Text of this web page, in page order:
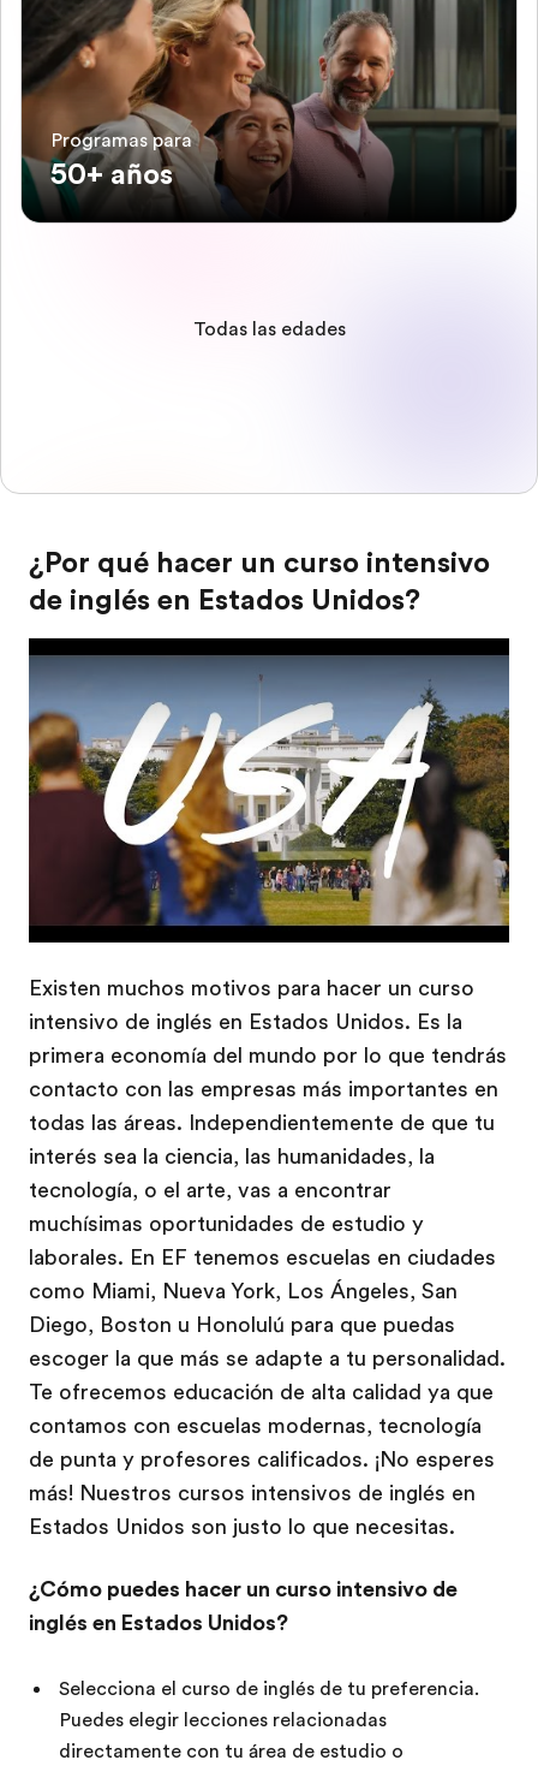
Programas para
50+ años
Todas las edades
¿Por qué hacer un curso intensivo
de inglés en Estados Unidos?
Play
Existen muchos motivos para hacer un curso
intensivo de inglés en Estados Unidos. Es la
primera economía del mundo por lo que tendrás
contacto con las empresas más importantes en
todas las áreas. Independientemente de que tu
interés sea la ciencia, las humanidades, la
tecnología, o el arte, vas a encontrar
muchísimas oportunidades de estudio y
laborales. En EF tenemos escuelas en ciudades
como Miami, Nueva York, Los Ángeles, San
Diego, Boston u Honolulú para que puedas
escoger la que más se adapte a tu personalidad.
Te ofrecemos educación de alta calidad ya que
contamos con escuelas modernas, tecnología
de punta y profesores calificados. ¡No esperes
más! Nuestros cursos intensivos de inglés en
Estados Unidos son justo lo que necesitas.
¿Cómo puedes hacer un curso intensivo de
inglés en Estados Unidos?
Selecciona el curso de inglés de tu preferencia.
Puedes elegir lecciones relacionadas
directamente con tu área de estudio o